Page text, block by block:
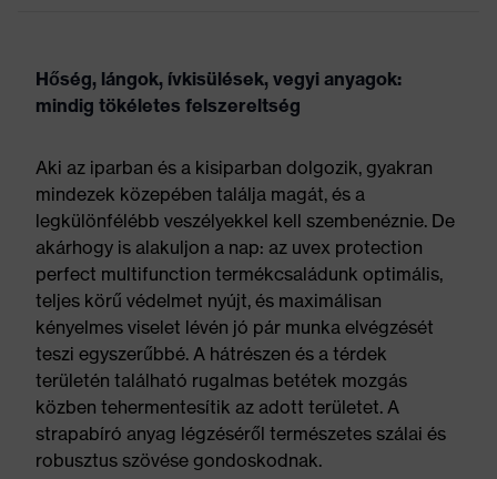
Hőség, lángok, ívkisülések, vegyi anyagok:
mindig tökéletes felszereltség
Aki az iparban és a kisiparban dolgozik, gyakran
mindezek közepében találja magát, és a
legkülönfélébb veszélyekkel kell szembenéznie. De
akárhogy is alakuljon a nap: az uvex protection
perfect multifunction termékcsaládunk optimális,
teljes körű védelmet nyújt, és maximálisan
kényelmes viselet lévén jó pár munka elvégzését
teszi egyszerűbbé. A hátrészen és a térdek
területén található rugalmas betétek mozgás
közben tehermentesítik az adott területet. A
strapabíró anyag légzéséről természetes szálai és
robusztus szövése gondoskodnak.